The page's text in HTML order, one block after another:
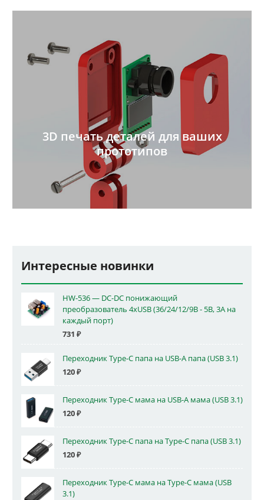
3D печать деталей для ваших
прототипов
Интересные новинки
HW-536 — DC-DC понижающий
преобразователь 4xUSB (36/24/12/9В - 5В, 3А на
каждый порт)
731 ₽
Переходник Type-C папа на USB-A папа (USB 3.1)
120₽
Переходник Type-C мама на USB-A мама (USB 3.1)
120₽
Переходник Type-C папа на Type-C папа (USB 3.1)
120₽
Переходник Type-C мама на Type-C мама (USB
3.1)